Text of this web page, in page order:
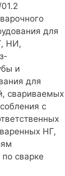
для
НИ,
и
для
свариваемых
с
НГ,
сварке